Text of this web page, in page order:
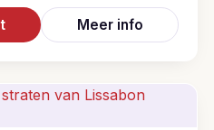
Meer info